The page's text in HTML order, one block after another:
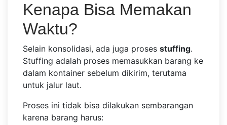
Kenapa Bisa Memakan
Waktu?
Selain konsolidasi, ada juga proses stuffing.
Stuffing adalah proses memasukkan barang ke
dalam kontainer sebelum dikirim, terutama
untuk jalur laut.
Proses ini tidak bisa dilakukan sembarangan
karena barang harus: